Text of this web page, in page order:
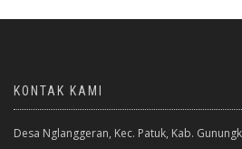
KONTAK KAMI
Desa Nglanggeran, Kec. Patuk, Kab.